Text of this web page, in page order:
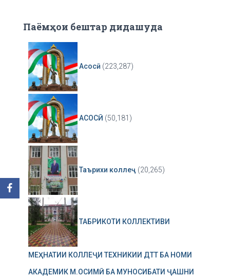
Паёмҳои бештар дидашуда
Асосӣ (223,287)
АСОСӢ (50,181)
Таърихи коллеҷ (20,265)
ТАБРИКОТИ КОЛЛЕКТИВИ
МЕҲНАТИИ КОЛЛЕҶИ ТЕХНИКИИ ДТТ БА НОМИ
АКАДЕМИК М.ОСИМӢ БА МУНОСИБАТИ ҶАШНИ